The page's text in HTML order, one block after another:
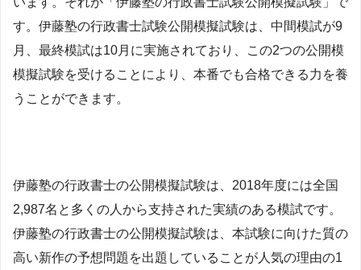
す。伊藤塾の行政書士試験公開模擬試験は、中間模試が9
月、最終模試は10月に実施されており、この2つの公開模
模擬試験を受けることにより、本番でも合格できる力を養
うことができます。
伊藤塾の行政書士の公開模擬試験は、2018年度には全国
2,987名と多くの人から支持された実績のある模試です。
伊藤塾の行政書士の公開模擬試験は、本試験に向けた質の
高い新作の予想問題を出題していることが人気の理由の1